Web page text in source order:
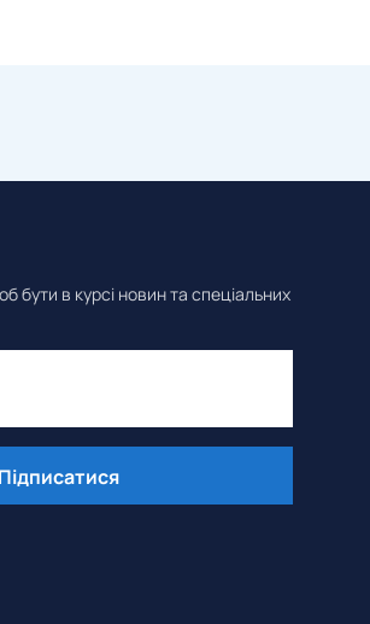
бути в курсі новин та спеціальних
Підписатися